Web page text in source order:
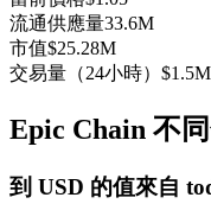
與頂尖交易專家
流通供應量33.6M
市值$25.28M
交易量（24小時） $1.5M
Epic Chain 不
到 USD 的值來自